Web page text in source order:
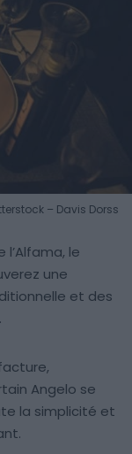
– Davis Dorss
le
une
et des
Angelo se
la simplicité et